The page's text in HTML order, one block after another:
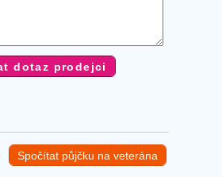
Spočítat půjčku na veterána